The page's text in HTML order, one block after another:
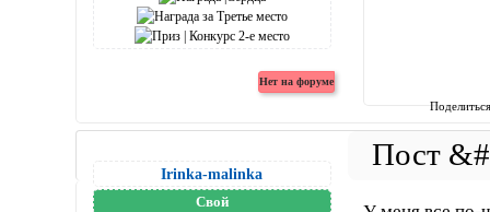
Irinka-malinka
Свой